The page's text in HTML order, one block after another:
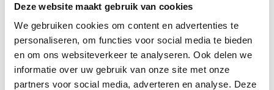
Deze website maakt gebruik van cookies
We gebruiken cookies om content en advertenties te
personaliseren, om functies voor social media te bieden
en om ons websiteverkeer te analyseren. Ook delen we
informatie over uw gebruik van onze site met onze
partners voor social media, adverteren en analyse. Deze